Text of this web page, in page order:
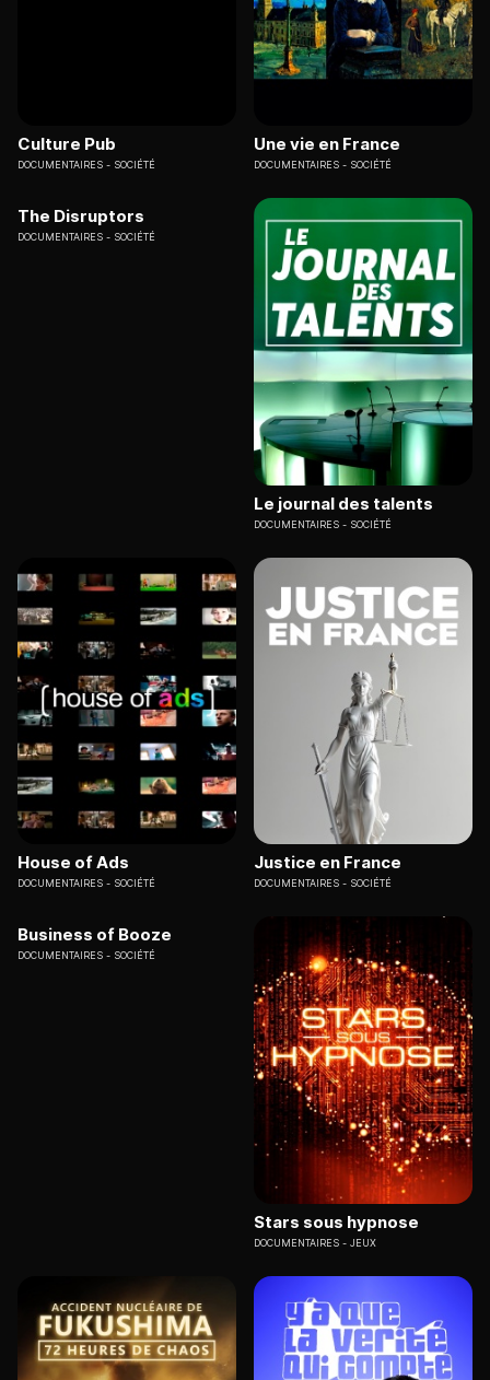
Culture Pub
DOCUMENTAIRES SOCIÉTÉ
Une vie en France
DOCUMENTAIRES SOCIÉTÉ
The Disruptors
DOCUMENTAIRES SOCIÉTÉ
Le journal des talents
DOCUMENTAIRES SOCIÉTÉ
House of Ads
DOCUMENTAIRES SOCIÉTÉ
Justice en France
DOCUMENTAIRES SOCIÉTÉ
Business of Booze
DOCUMENTAIRES SOCIÉTÉ
Stars sous hypnose
DOCUMENTAIRES JEUX